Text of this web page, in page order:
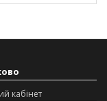
кабінет